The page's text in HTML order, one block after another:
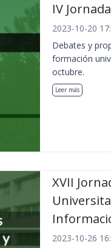
IV
2023-10-20
Debates y
formación
octubre.
Leer más
XVII
2023-10-26